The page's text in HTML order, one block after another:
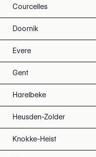
Courcelles
Doornik
Evere
Gent
Harelbeke
Heusden-Zolder
Knokke-Heist